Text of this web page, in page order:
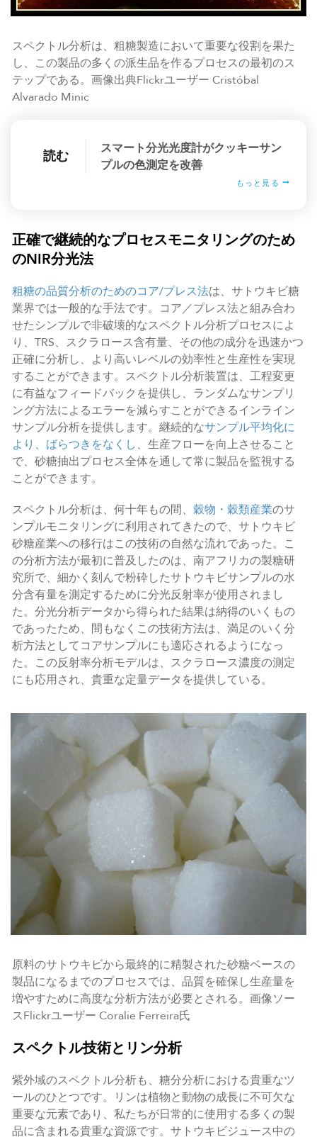
スペクトル分析は、粗糖製造において重要な役割を果た
し、この製品の多くの派生品を作るプロセスの最初のス
テップである。画像出典Flickrユーザー Cristóbal
Alvarado Minic
読む
スマート分光光度計がクッキーサン
プルの色測定を改善
もっと見る
正確で継続的なプロセスモニタリングのため
のNIR分光法
粗糖の品質分析のためのコア/プレス法は、サトウキビ糖
業界では一般的な手法です。コア／プレス法と組み合わ
せたシンプルで非破壊的なスペクトル分析プロセスによ
り、TRS、スクラロース含有量、その他の成分を迅速かつ
正確に分析し、より高いレベルの効率性と生産性を実現
することができます。スペクトル分析装置は、工程変更
に有益なフィードバックを提供し、ランダムなサンプリ
ング方法によるエラーを減らすことができるインライン
サンプル分析を提供します。継続的なサンプル平均化に
より、ばらつきをなくし、生産フローを向上させること
で、砂糖抽出プロセス全体を通して常に製品を監視する
ことができます。
スペクトル分析は、何十年もの間、 穀物・穀類産業のサ
ンプルモニタリングに利用されてきたので、サトウキビ
砂糖産業への移行はこの技術の自然な流れであった。こ
の分析方法が最初に普及したのは、南アフリカの製糖研
究所で、細かく刻んで粉砕したサトウキビサンプルの水
分含有量を測定するために分光反射率が使用されまし
た。分光分析データから得られた結果は納得のいくもの
であったため、間もなくこの技術方法は、満足のいく分
析方法としてコアサンプルにも適応されるようになっ
た。この反射率分析モデルは、スクラロース濃度の測定
にも応用され、貴重な定量データを提供している。
原料のサトウキビから最終的に精製された砂糖ベースの
製品になるまでのプロセスでは、品質を確保し生産量を
増やすために高度な分析方法が必要とされる。画像ソー
スFlickrユーザー Coralie Ferreira氏
スペクトル技術とリン分析
紫外域のスペクトル分析も、糖分分析における貴重なツ
ールのひとつです。リンは植物と動物の成長に不可欠な
重要な元素であり、私たちが日常的に使用する多くの製
品に含まれる貴重な資源です。サトウキビジュース中の